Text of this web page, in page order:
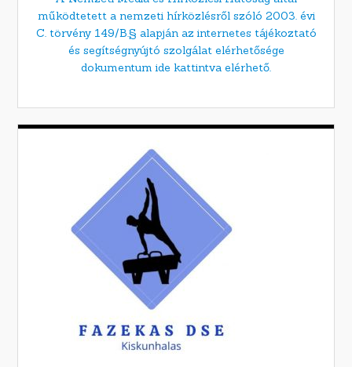
működtetett a nemzeti hírközlésről szóló 2003. évi
C. törvény 149/B.§ alapján az internetes tájékoztató
és segítségnyújtó szolgálat elérhetősége
dokumentum ide kattintva elérhető.